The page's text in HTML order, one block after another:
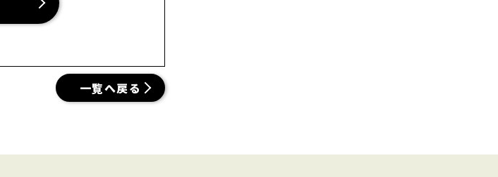
ールアドレス、氏名、住所、
利用させていただきます。
一覧へ戻る